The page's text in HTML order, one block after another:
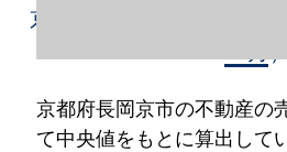
京都府長岡京市の不動産
京都府長岡京市の不動産の
て中央値をもとに算出して